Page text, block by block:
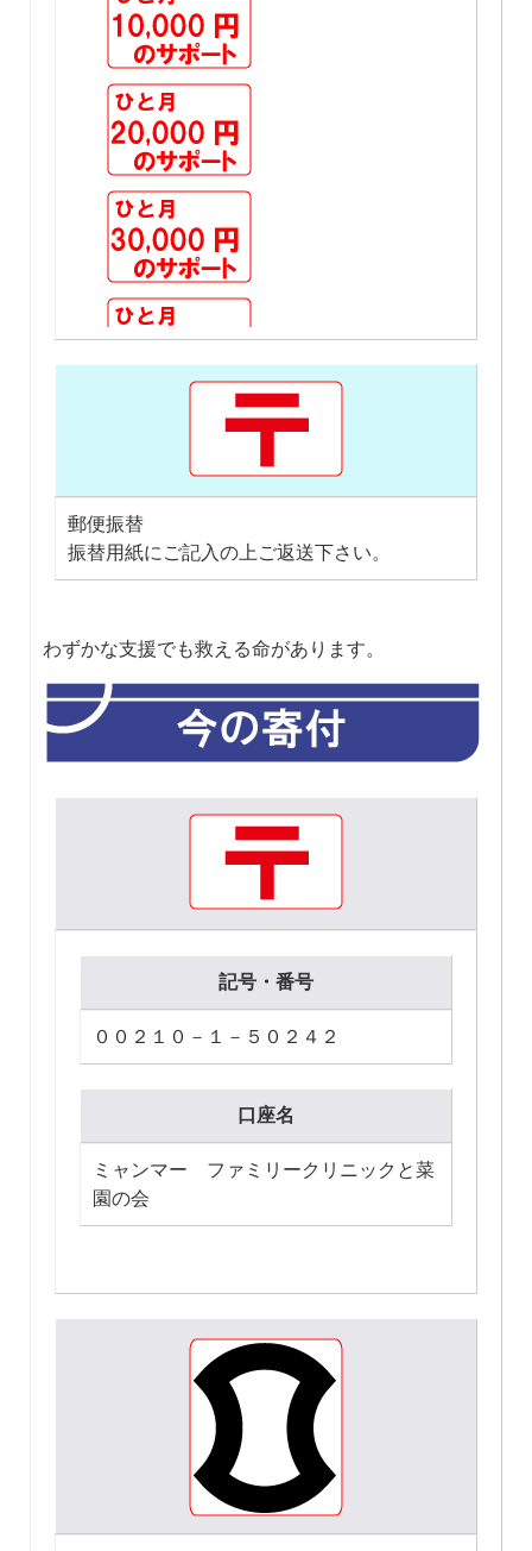
郵便振替
振替用紙にご記入の上ご返送下さい。
わずかな支援でも救える命があります。
記号・番号
００２１０－１－５０２４２
口座名
ミャンマー ファミリークリニックと菜
園の会